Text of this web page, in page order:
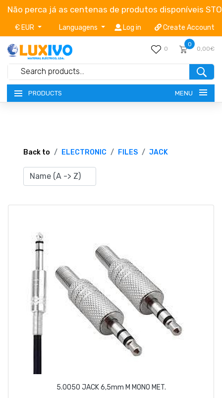
Não perca já as centenas de produtos disponíveis
€ EUR Languagens Log in Create Account
0
0
0,00€
PRODUCTS MENU
TERMS OF SERVICE
CATALOGUES
CONTACT
geral@luxivo.pt
Back to ELECTRONIC FILES JACK
5.0050 JACK 6,5mm M MONO MET.